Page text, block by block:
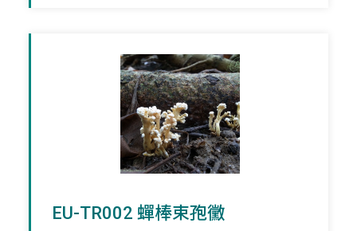
EU-TR002 蟬棒束孢黴